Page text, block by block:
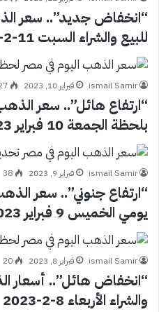
للبيع والشراء السبت 11-2-2023
ismail Samir فبراير 10, 2023
“ارتفاع هائل”.. سعر
بلحظة الجمعة 10 فبراير 2023
ismail Samir فبراير 9, 2023 38
“ارتفاع جنوني”.. سعر
يومي الخميس 9 فبراير 2023
ismail Samir فبراير 8, 2023 20
“انخفاض هائل”.. أسعار
والشراء الأربعاء 8-2-2023